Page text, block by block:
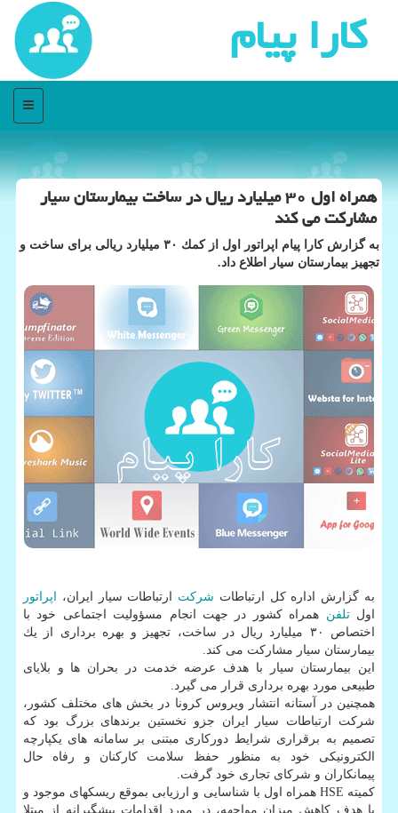
كارا پیام
منو
همراه اول ۳۰ میلیارد ریال در ساخت بیمارستان سیار
مشاركت می كند
به گزارش كارا پیام اپراتور اول از كمك ۳۰ میلیارد ریالی برای ساخت و
تجهیز بیمارستان سیار اطلاع داد.
به گزارش اداره كل ارتباطات شركت ارتباطات سیار ایران،
اپراتور
اولتلفن همراه كشور در جهت انجام مسؤولیت اجتماعی خود با
اختصاص ۳۰ میلیارد ریال در ساخت، تجهیز و بهره برداری از یك
بیمارستان سیار مشاركت می كند.
این بیمارستان سیار با هدف عرضه خدمت در بحران ها و بلایای
طبیعی مورد بهره برداری قرار می گیرد.
همچنین در آستانه انتشار ویروس كرونا در بخش های مختلف كشور،
شركت ارتباطات سیار ایران جزو نخستین برندهای بزرگ بود كه
تصمیم به برقراری شرایط دوركاری مبتنی بر سامانه های یكپارچه
الكترونیكی خود به منظور حفظ سلامت كاركنان و رفاه حال
پیمانكاران و شركای تجاری خود گرفت.
كمیته HSE همراه اول با شناسایی و ارزیابی بموقع ریسكهای موجود و
با هدف كاهش میزان مواجهه، در مورد اقدامات پیشگیرانه از مبتلا